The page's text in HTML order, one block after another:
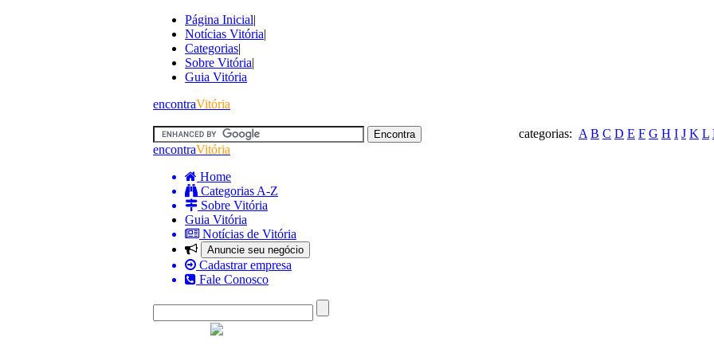
Página Inicial|
Notícias Vitória|
Categorias|
Sobre Vitória|
Guia Vitória
encontraVitória
categorias: A B C D E F G H I J K L
encontraVitória
Home
Categorias A-Z
Sobre Vitória
Guia Vitória
Notícias de Vitória
Anuncie seu negócio
Cadastrar empresa
Fale Conosco